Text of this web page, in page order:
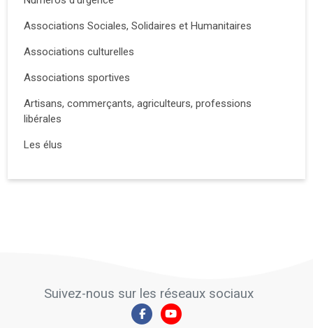
Associations Sociales, Solidaires et Humanitaires
Associations culturelles
Associations sportives
Artisans, commerçants, agriculteurs, professions
libérales
Les élus
Suivez-nous sur les réseaux sociaux